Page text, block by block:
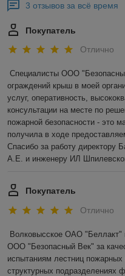
3 отзывов за всё время
Покупатель
Отлично
Специалисты ООО
ограждений крыш в моей
услуг, оперативность,
консультации на месте по
пожарной безопасности - это
получила в ходе
Спасибо за работу директору
А.Е. и инженеру ИЛ
Покупатель
Отлично
Волковысское ОАО "Беллакт"
ООО "Безопасный Век" за
испытаниям лестниц
структурных подразделениях